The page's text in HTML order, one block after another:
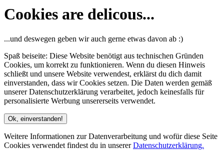
Cookies are delicous...
...und deswegen geben wir auch gerne etwas davon ab :)
Spaß beiseite: Diese Website benötigt aus technischen Gründen
Cookies, um korrekt zu funktionieren. Wenn du diesen Hinweis
schließt und unsere Website verwendest, erklärst du dich damit
einverstanden, dass wir Cookies setzen. Die Daten werden gemäß
unserer Datenschutzerklärung verarbeitet, jedoch keinesfalls für
personalisierte Werbung unsererseits verwendet.
Ok, einverstanden!
Weitere Informationen zur Datenverarbeitung und wofür diese Seite
Cookies verwendet findest du in unsererDatenschutzerklärung.